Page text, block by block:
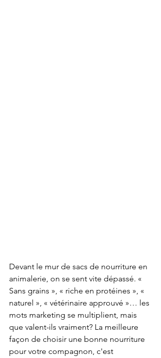
Devant le mur de sacs de nourriture en
animalerie, on se sent vite dépassé. «
Sans grains », « riche en protéines », «
naturel », « vétérinaire approuvé »… les
mots marketing se multiplient, mais
que valent-ils vraiment? La meilleure
façon de choisir une bonne nourriture
pour votre compagnon, c'est